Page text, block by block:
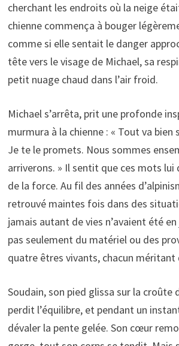
cherchant les endroits où la neige
chienne commença à bouger
comme si elle sentait le danger
tête vers le visage de Michael, sa
petit nuage chaud dans l’air froid.
Michael s’arrêta, prit une profonde
murmura à la chienne : « Tout va bien
Je te le promets. Nous sommes
arriverons. » Il sentit que ces mots lui
de la force. Au fil des années
retrouvé maintes fois dans des
jamais autant de vies n’avaient été
pas seulement du matériel ou des
quatre êtres vivants, chacun méritant
Soudain, son pied glissa sur la croûte
perdit l’équilibre, et pendant un
dévaler la pente gelée. Son cœur